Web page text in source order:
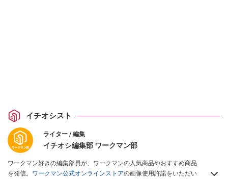
イチオシスト
ライター / 編集
イチオシ編集部 ワークマン部
ワークマン好きの編集部員が、ワークマンの人気商品やおすすめ商品
を発信。 ワークマン公式オンラインストアの画像使用許諾をいただい